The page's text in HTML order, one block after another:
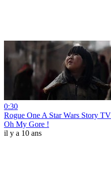
0:30
Rogue One A Star Wars Story
Oh My Gore !
il y a 10 ans